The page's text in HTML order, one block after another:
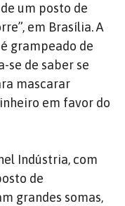
um posto de
em Brasília. A
grampeado de
se de saber se
mascarar
em favor do
Indústria, com
de
grandes somas,